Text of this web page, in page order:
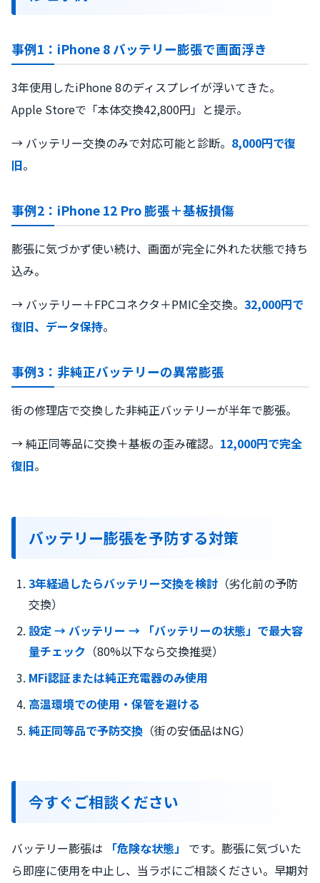
事例1：iPhone 8 バッテリー膨張で画面浮き
3年使用したiPhone 8のディスプレイが浮いてきた。
Apple Storeで「本体交換42,800円」と提示。
→ バッテリー交換のみで対応可能と診断。 8,000円で復
旧。
事例2：iPhone 12 Pro 膨張＋基板損傷
膨張に気づかず使い続け、画面が完全に外れた状態で持ち
込み。
→ バッテリー＋FPCコネクタ＋PMIC全交換。 32,000円で
復旧、データ保持。
事例3：非純正バッテリーの異常膨張
街の修理店で交換した非純正バッテリーが半年で膨張。
→ 純正同等品に交換＋基板の歪み確認。 12,000円で完全
復旧。
バッテリー膨張を予防する対策
3年経過したらバッテリー交換を検討 （劣化前の予防
交換）
設定 → バッテリー → 「バッテリーの状態」で最大容
量チェック （80%以下なら交換推奨）
MFi認証または純正充電器のみ使用
高温環境での使用・保管を避ける
純正同等品で予防交換 （街の安価品はNG）
今すぐご相談ください
バッテリー膨張は 「危険な状態」
です。膨張に気づいた
ら即座に使用を中止し、当ラボにご相談ください。早期対